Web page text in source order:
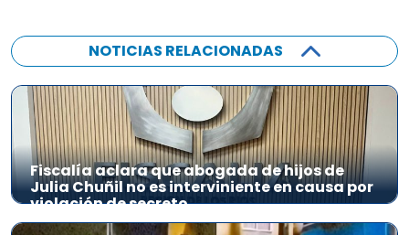
NOTICIAS RELACIONADAS
Fiscalía aclara que abogada de hijos de
Julia Chuñil no es interviniente en causa por
violación de secreto